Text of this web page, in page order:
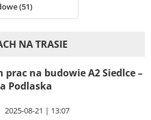
(51)
NA TRASIE
prac na budowie A2 Siedlce –
Podlaska
2025-08-21 | 13:07